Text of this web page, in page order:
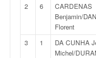
2 6
CARDENAS
Benjamin/
Florent
3 1
DA CUNHA
Michel/